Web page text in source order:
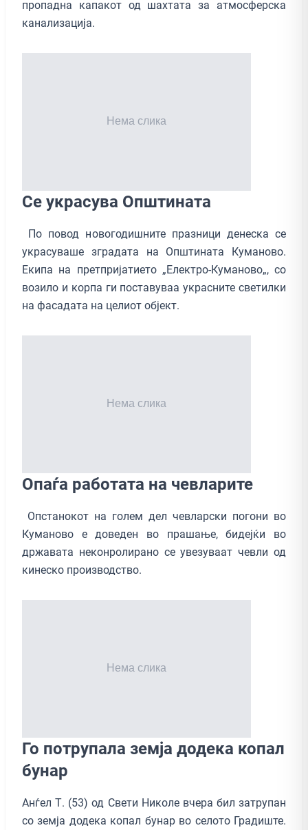
пропадна капакот од шахтата за атмосферска
канализација.
Се украсува Општината
По повод новогодишните празници денеска се
украсуваше зградата на Општината Куманово.
Екипа на претпријатието „Електро-Куманово„, со
возило и корпа ги поставуваа украсните светилки
на фасадата на целиот објект.
Опаѓа работата на чевларите
Опстанокот на голем дел чевларски погони во
Куманово е доведен во прашање, бидејќи во
државата неконролирано се увезуваат чевли од
кинеско производство.
Го потрупала земја додека копал
бунар
Анѓел Т. (53) од Свети Николе вчера бил затрупан
со земја додека копал бунар во селото Градиште.